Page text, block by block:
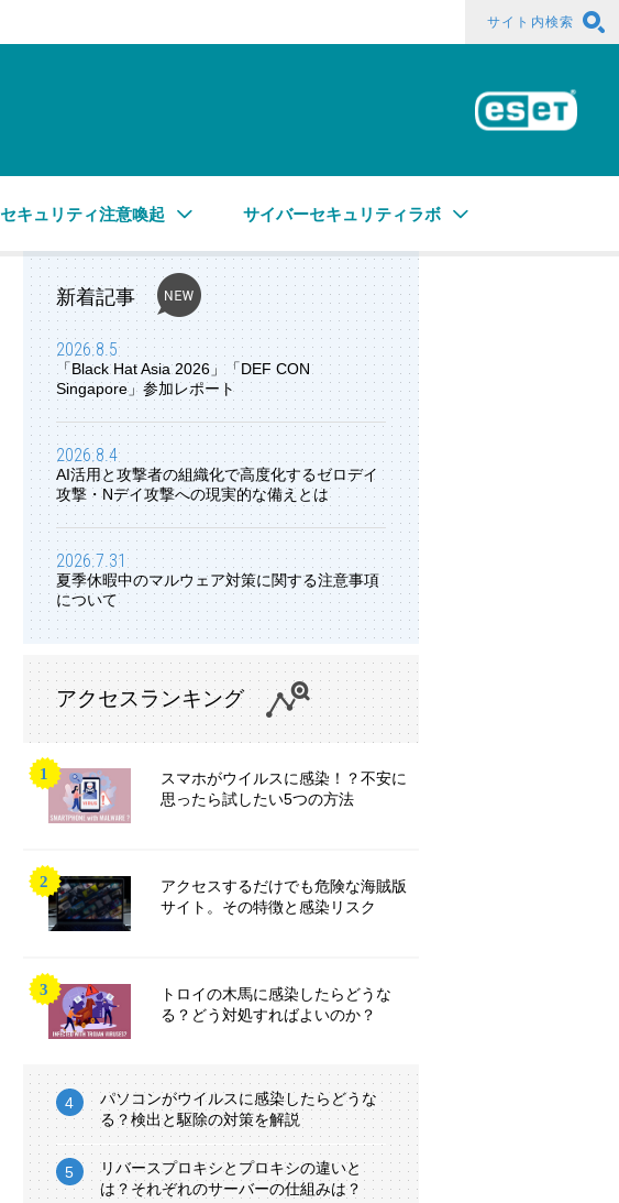
サイト内検索
セキュリティ注意喚起 サイバーセキュリティラボ
新着記事
2026.8.5
「Black Hat Asia 2026」「DEF CON
Singapore」参加レポート
2026.8.4
AI活用と攻撃者の組織化で高度化するゼロデイ
攻撃・Nデイ攻撃への現実的な備えとは
2026.7.31
夏季休暇中のマルウェア対策に関する注意事項
について
アクセスランキング
スマホがウイルスに感染！？不安に
思ったら試したい5つの方法
アクセスするだけでも危険な海賊版
サイト。その特徴と感染リスク
トロイの木馬に感染したらどうな
る？どう対処すればよいのか？
パソコンがウイルスに感染したらどうな
る？検出と駆除の対策を解説
リバースプロキシとプロキシの違いと
は？それぞれのサーバーの仕組みは？